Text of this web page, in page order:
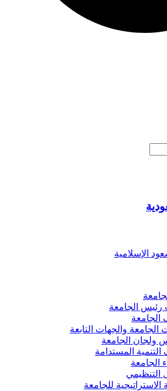
الإسلامية
الجامعة
الجامعة
الجامعة والجهات التابعة
ولجان الجامعة
التنمية المستدامة
الجامعة
التنظيمي
الاستراتيجية للجامعة